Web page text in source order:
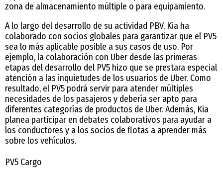
zona de almacenamiento múltiple o para equipamiento.
A lo largo del desarrollo de su actividad PBV, Kia ha
colaborado con socios globales para garantizar que el PV5
sea lo más aplicable posible a sus casos de uso. Por
ejemplo, la colaboración con Uber desde las primeras
etapas del desarrollo del PV5 hizo que se prestara especial
atención a las inquietudes de los usuarios de Uber. Como
resultado, el PV5 podrá servir para atender múltiples
necesidades de los pasajeros y debería ser apto para
diferentes categorías de productos de Uber. Además, Kia
planea participar en debates colaborativos para ayudar a
los conductores y a los socios de flotas a aprender más
sobre los vehículos.
PV5 Cargo